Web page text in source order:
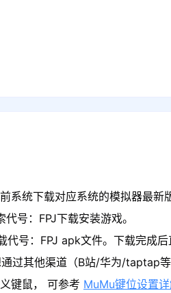
统下载对应系统的模拟器最
号：FPJ下载安装游戏。
号：FPJ apk文件。下载完成后
过其他渠道（B站/华为/taptap
键鼠， 可参考 MuMu键位设置